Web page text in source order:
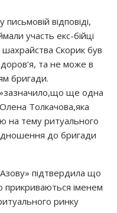
відповіді,
участь екс-бійці
Скорик був
та не може в
бригади.
ще одна
Толкачова,яка
на тему ритуального
до бригади
підтвердила що
прикриваються іменем
ринку